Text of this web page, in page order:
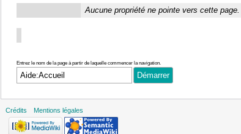
Aucune propriété ne pointe vers cette page.
Entrez le nom de la page à partir de laquelle commencer la navigation.
Crédits Mentions légales